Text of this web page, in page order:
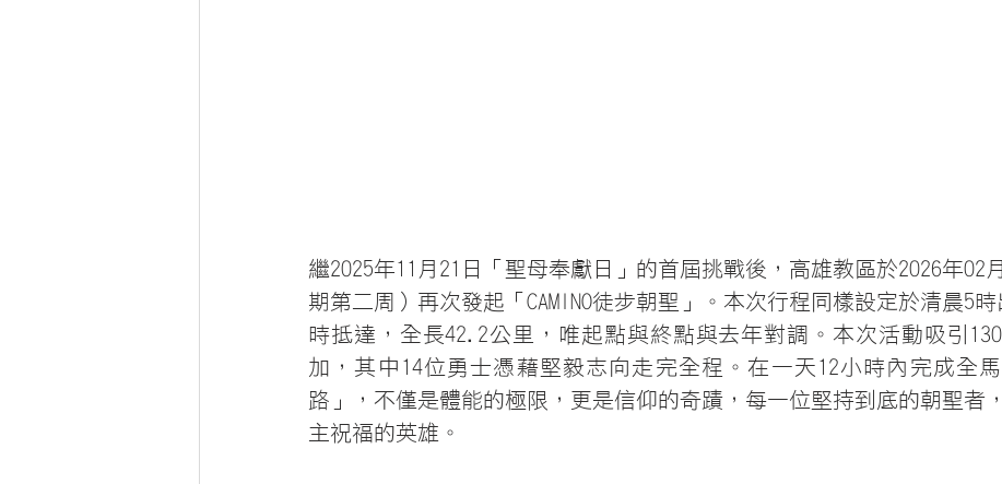
繼2025年11月21日「聖母奉獻日」的首屆挑戰後，高雄教區於2026年02
期第二周）再次發起「CAMINO徒步朝聖」。本次行程同樣設定於清晨5
時抵達，全長42.2公里，唯起點與終點與去年對調。本次活動吸引
加，其中14位勇士憑藉堅毅志向走完全程。在一天12小時內完成全
路」，不僅是體能的極限，更是信仰的奇蹟，每一位堅持到底的朝聖者
主祝福的英雄。